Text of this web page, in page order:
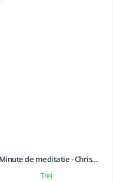
Trei
3 Minute de meditatie - Christophe André